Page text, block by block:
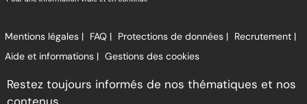
Mentions légales | FAQ | Protections de données | Recrutement |
Aide et informations | Gestions des cookies
Restez toujours informés de nos thématiques et nos